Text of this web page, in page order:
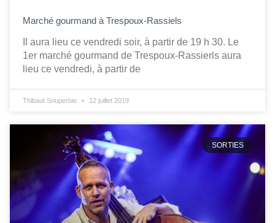
Marché gourmand à Trespoux-Rassiels
Il aura lieu ce vendredi soir, à partir de 19 h 30. Le
1er marché gourmand de Trespoux-Rassierls aura
lieu ce vendredi, à partir de
Thibaut Souperbie 12 juillet 2019
SORTIES